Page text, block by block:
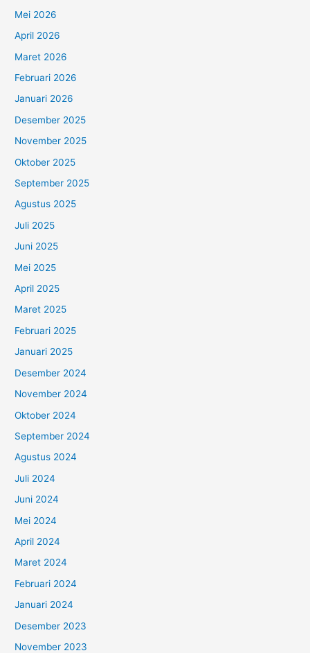
Mei 2026
April 2026
Maret 2026
Februari 2026
Januari 2026
Desember 2025
November 2025
Oktober 2025
September 2025
Agustus 2025
Juli 2025
Juni 2025
Mei 2025
April 2025
Maret 2025
Februari 2025
Januari 2025
Desember 2024
November 2024
Oktober 2024
September 2024
Agustus 2024
Juli 2024
Juni 2024
Mei 2024
April 2024
Maret 2024
Februari 2024
Januari 2024
Desember 2023
November 2023